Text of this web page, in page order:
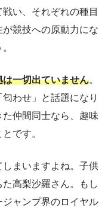
い、それぞれの種目
競技への原動力にな
一切出ていません。
わせ」と話題になり
仲間同士なら、趣味
です。
まいますよね。子供
高梨沙羅さん。もし
ャンプ界のロイヤル